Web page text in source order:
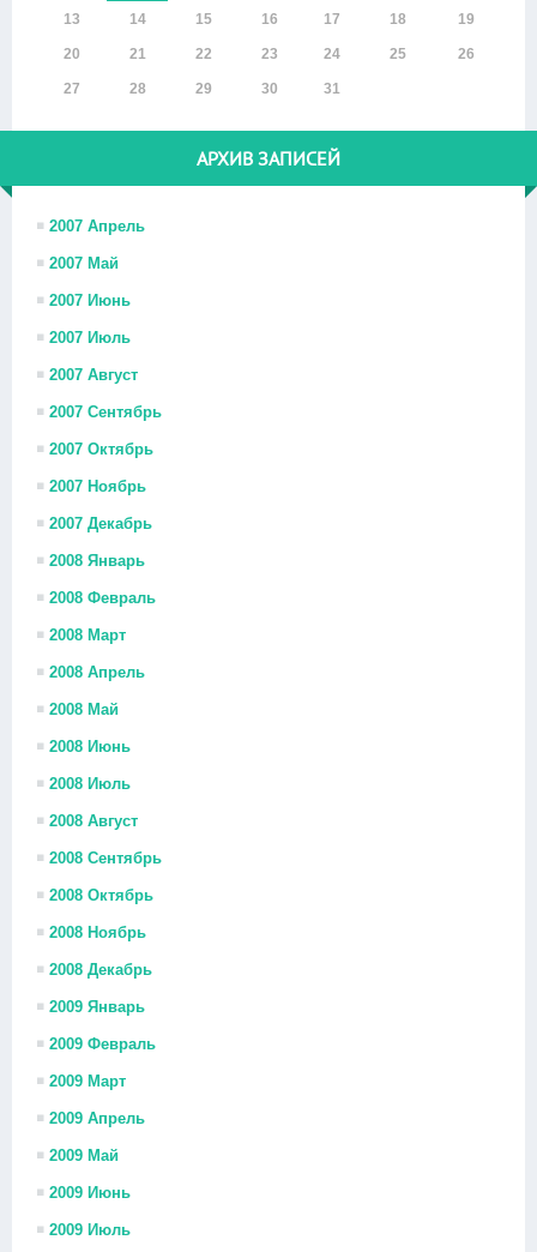
13 14 15 16 17 18 19
20 21 22 23 24 25 26
27 28 29 30 31
АРХИВ ЗАПИСЕЙ
2007 Апрель
2007 Май
2007 Июнь
2007 Июль
2007 Август
2007 Сентябрь
2007 Октябрь
2007 Ноябрь
2007 Декабрь
2008 Январь
2008 Февраль
2008 Март
2008 Апрель
2008 Май
2008 Июнь
2008 Июль
2008 Август
2008 Сентябрь
2008 Октябрь
2008 Ноябрь
2008 Декабрь
2009 Январь
2009 Февраль
2009 Март
2009 Апрель
2009 Май
2009 Июнь
2009 Июль